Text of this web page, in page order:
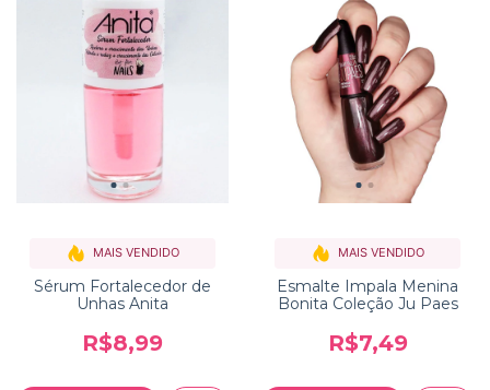
MAIS VENDIDO
Sérum Fortalecedor de
Unhas Anita
R$8,99
MAIS VENDIDO
Esmalte Impala Menina
Bonita Coleção Ju Paes
R$7,49